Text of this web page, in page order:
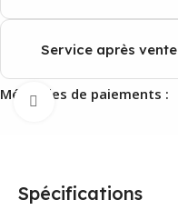
Agrandir
Service après vente
Méthodes de paiements :
Spécifications